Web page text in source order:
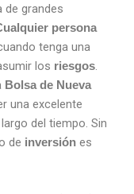
de grandes
persona
tenga una
los riesgos
Bolsa de Nueva
una excelente
del tiempo. Sin
de inversión es